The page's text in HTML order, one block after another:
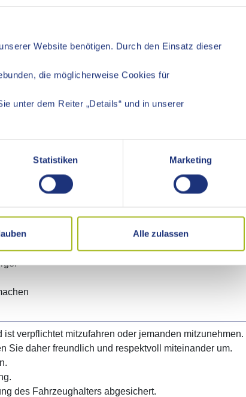
Website benötigen. Durch den Einsatz dieser
die möglicherweise Cookies für
unter dem Reiter „Details“ und in unserer
Statistiken Marketing
Alle zulassen
fahren
verpflichtet mitzufahren oder jemanden mitzunehmen.
Sie daher freundlich und respektvoll miteinander um.
des Fahrzeughalters abgesichert.